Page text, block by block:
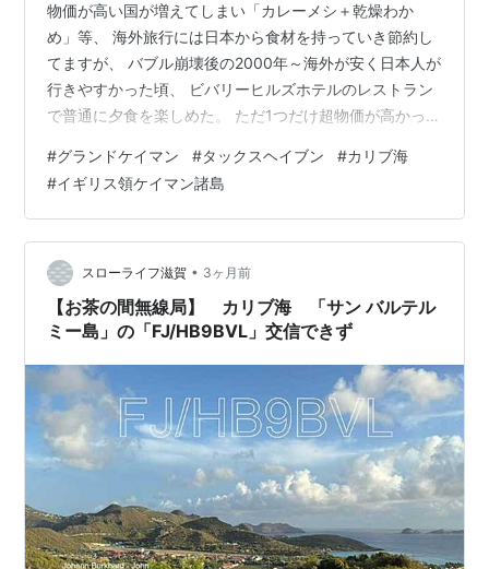
物価が高い国が増えてしまい「カレーメシ＋乾燥わか
め」等、 海外旅行には日本から食材を持っていき節約し
てますが、 バブル崩壊後の2000年～海外が安く日本人が
行きやすかった頃、 ビバリーヒルズホテルのレストラン
で普通に夕食を楽しめた。 ただ1つだけ超物価が高かった
ー通りの仕事に転職したので、 夏季に家族旅行をする機
会は滅多にないと考え、 新車から1年、走行5千キロのサ
ンデー車を売り旅費を捻出。 目指すはアメリカ大陸横
断、カリブ海のグランドケイマンへ！ この頃は現地のダ
イビングサービスに日本人が常駐していたし、 一緒に潜
った人は学校の先生で、…
#グランドケイマン #タックスヘイブン #カリブ海
#イギリス領ケイマン諸島
スローライフ滋賀 • 3ヶ月前
【お茶の間無線局】 カリブ海 「サン バルテル
ミー島」の「FJ/HB9BVL」交信できず